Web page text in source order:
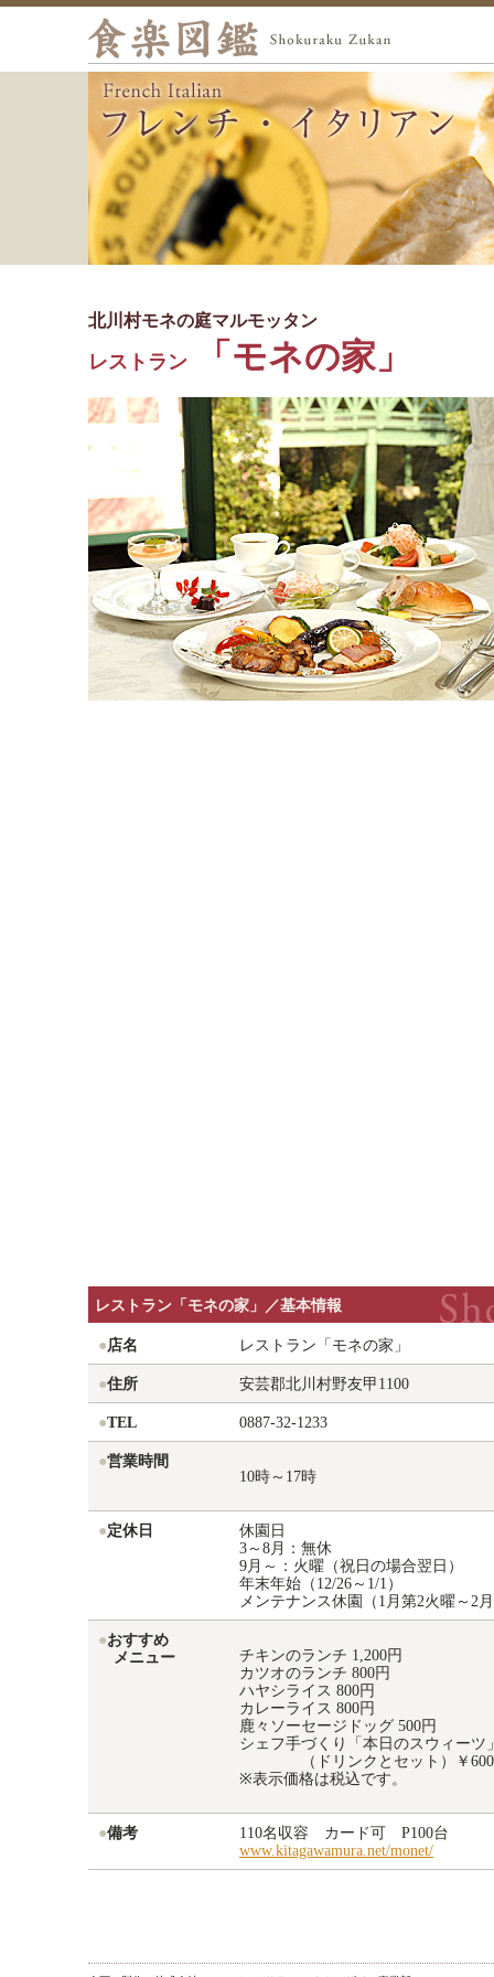
北川村モネの庭マルモッタン
レストラン 「モネの家」
レストラン「モネの家」／基本情報
●店名 レストラン「モネの家」
●住所 安芸郡北川村野友甲1100
●TEL 0887-32-1233
●営業時間
10時～17時
●定休日
休園日
3～8月：無休
9月～：火曜（祝日の場合翌日）
年末年始（12/26～1/1）
メンテナンス休園（1月第2火曜～2
●おすすめ
メニュー
チキンのランチ 1,200円
カツオのランチ 800円
ハヤシライス 800円
カレーライス 800円
鹿々ソーセージドッグ 500円
シェフ手づくり「本日のスウィーツ
（ドリンクとセット）￥600
※表示価格は税込です。
●備考
110名収容 カード可 P100台
www.kitagawamura.net/monet/